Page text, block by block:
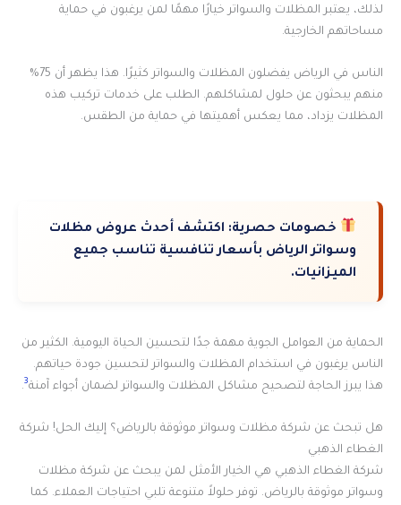
لذلك، يعتبر المظلات والسواتر خيارًا مهمًا لمن يرغبون في حماية
مساحاتهم الخارجية.
الناس في الرياض يفضلون المظلات والسواتر كثيرًا. هذا يظهر أن 75%
منهم يبحثون عن حلول لمشاكلهم. الطلب على خدمات تركيب هذه
المظلات يزداد، مما يعكس أهميتها في حماية من الطقس.
خصومات حصرية: اكتشف أحدث عروض مظلات
وسواتر الرياض بأسعار تنافسية تناسب جميع
الميزانيات.
الحماية من العوامل الجوية مهمة جدًا لتحسين الحياة اليومية. الكثير من
الناس يرغبون في استخدام المظلات والسواتر لتحسين جودة حياتهم.
هذا يبرز الحاجة لتصحيح مشاكل المظلات والسواتر لضمان أجواء آمنة3
.
هل تبحث عن شركة مظلات وسواتر موثوقة بالرياض؟ إليك الحل! شركة
الغطاء الذهبي
شركة الغطاء الذهبي هي الخيار الأمثل لمن يبحث عن شركة مظلات
وسواتر موثوقة بالرياض. توفر حلولاً متنوعة تلبي احتياجات العملاء. كما